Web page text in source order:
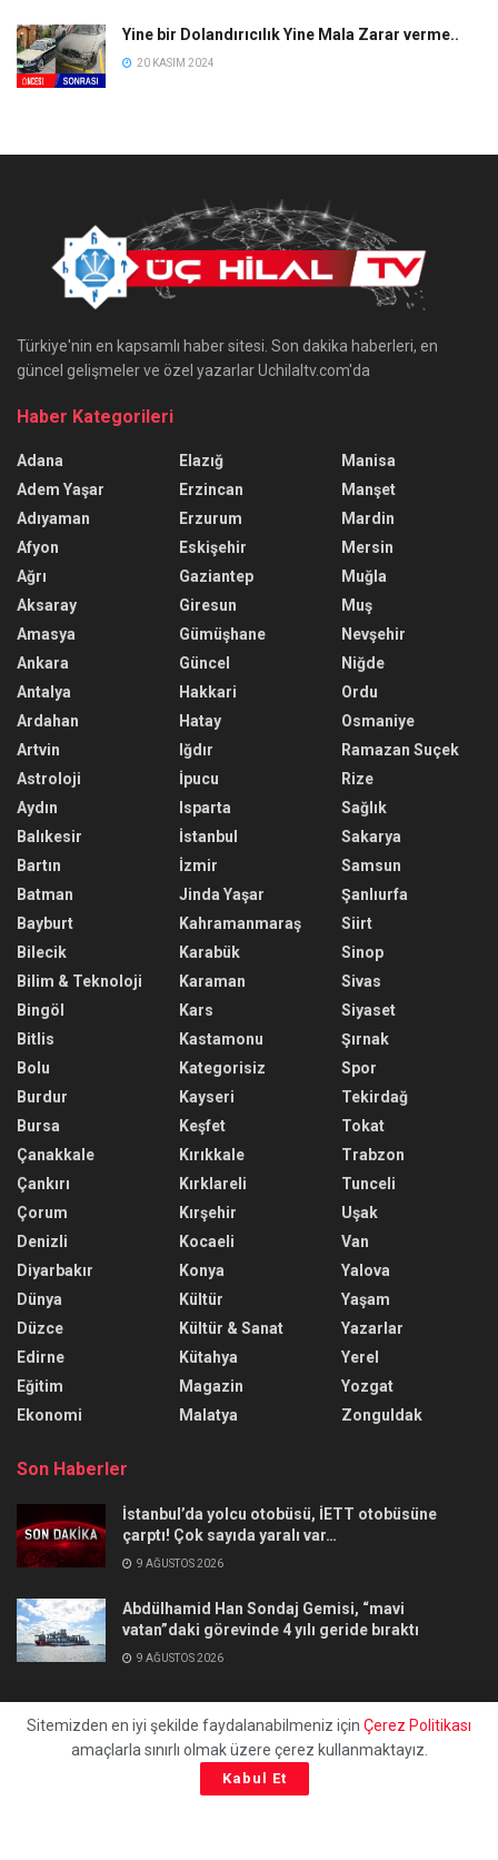
Yine bir Dolandırıcılık Yine Mala Zarar verme..
20 KASIM 2024
Türkiye'nin en kapsamlı haber sitesi. Son dakika haberleri, en
güncel gelişmeler ve özel yazarlar Uchilaltv.com'da
Haber Kategorileri
Adana
Adem Yaşar
Adıyaman
Afyon
Ağrı
Aksaray
Amasya
Ankara
Antalya
Ardahan
Artvin
Astroloji
Aydın
Balıkesir
Bartın
Batman
Bayburt
Bilecik
Bilim & Teknoloji
Bingöl
Bitlis
Bolu
Burdur
Bursa
Çanakkale
Çankırı
Çorum
Denizli
Diyarbakır
Dünya
Düzce
Edirne
Eğitim
Ekonomi
Elazığ
Erzincan
Erzurum
Eskişehir
Gaziantep
Giresun
Gümüşhane
Güncel
Hakkari
Hatay
Iğdır
İpucu
Isparta
İstanbul
İzmir
Jinda Yaşar
Kahramanmaraş
Karabük
Karaman
Kars
Kastamonu
Kategorisiz
Kayseri
Keşfet
Kırıkkale
Kırklareli
Kırşehir
Kocaeli
Konya
Kültür
Kültür & Sanat
Kütahya
Magazin
Malatya
Manisa
Manşet
Mardin
Mersin
Muğla
Muş
Nevşehir
Niğde
Ordu
Osmaniye
Ramazan Suçek
Rize
Sağlık
Sakarya
Samsun
Şanlıurfa
Siirt
Sinop
Sivas
Siyaset
Şırnak
Spor
Tekirdağ
Tokat
Trabzon
Tunceli
Uşak
Van
Yalova
Yaşam
Yazarlar
Yerel
Yozgat
Zonguldak
Son Haberler
İstanbul’da yolcu otobüsü, İETT otobüsüne
çarptı! Çok sayıda yaralı var…
9 AĞUSTOS 2026
Abdülhamid Han Sondaj Gemisi, “mavi
vatan”daki görevinde 4 yılı geride bıraktı
9 AĞUSTOS 2026
Site Haritası
Sitemizden en iyi şekilde faydalanabilmeniz için Çerez Politikası
amaçlarla sınırlı olmak üzere çerez kullanmaktayız.
Kabul Et